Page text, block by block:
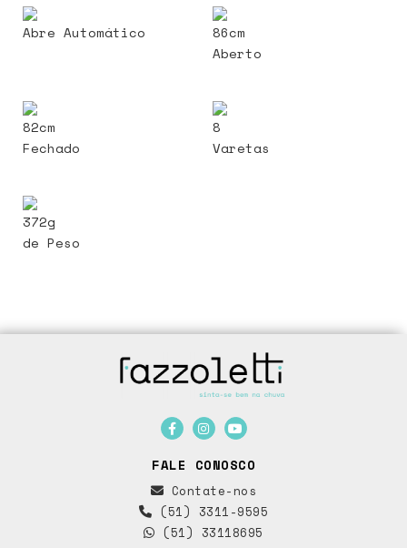
Abre Automático
86cm
Aberto
82cm
Fechado
8
Varetas
372g
de Peso
FALE CONOSCO
Contate-nos
(51) 3311-9595
(51) 33118695